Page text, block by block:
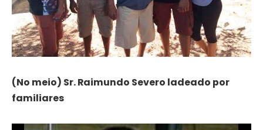
(No meio) Sr. Raimundo Severo ladeado por
familiares